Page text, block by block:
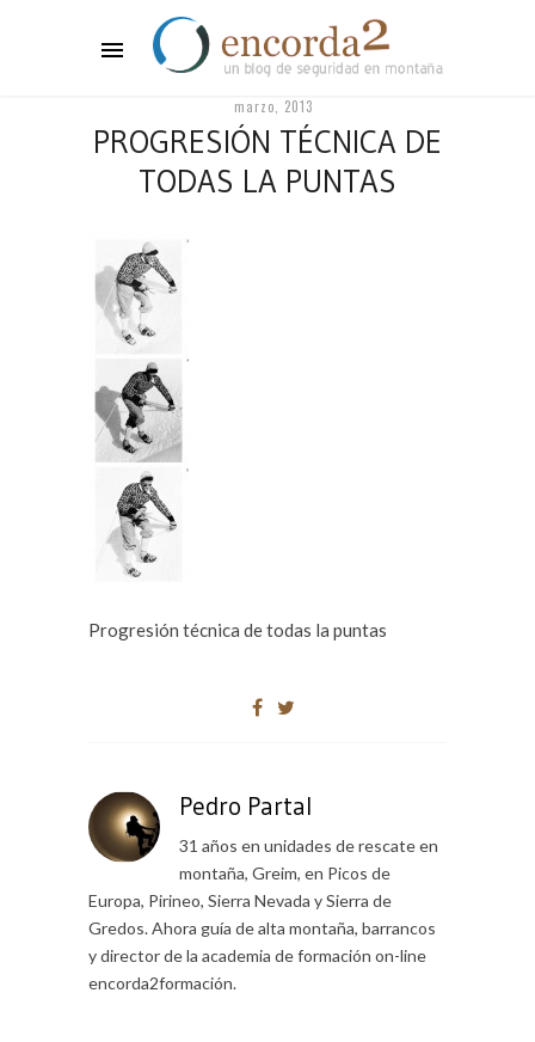
marzo, 2013
PROGRESIÓN TÉCNICA DE
TODAS LA PUNTAS
Progresión técnica de todas la puntas
Pedro Partal
31 años en unidades de rescate en
montaña, Greim, en Picos de
Europa, Pirineo, Sierra Nevada y Sierra de
Gredos. Ahora guía de alta montaña, barrancos
y director de la academia de formación on-line
encorda2formación.